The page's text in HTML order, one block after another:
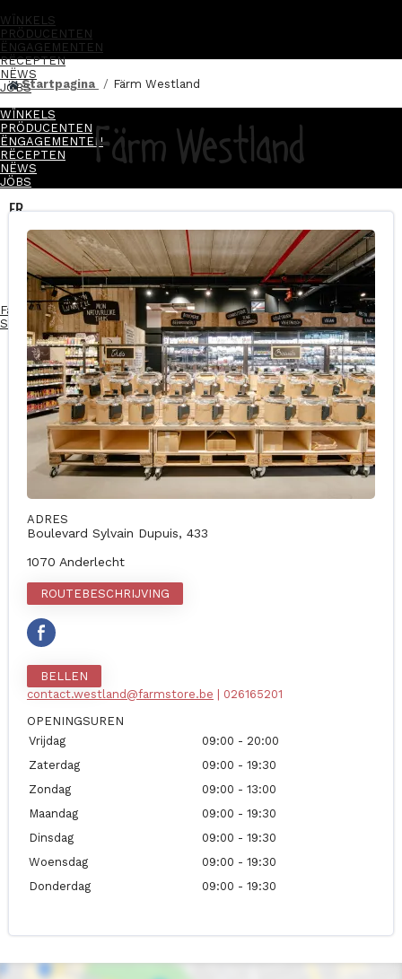
WÏNKELS
PRÖDUCENTEN
ËNGAGEMENTEN
RËCEPTEN
NËWS
JÖBS
WÏNKELS
PRÖDUCENTEN
ËNGAGEMENTEN
RËCEPTEN
NËWS
JÖBS
FR
Facebook-f Instagram
Linkedin-in
Start je franchise
Startpagina Färm Westland
Färm Westland
ADRES
Boulevard Sylvain Dupuis, 433
1070 Anderlecht
ROUTEBESCHRIJVING
BELLEN
contact.westland@farmstore.be | 026165201
OPENINGSUREN
Vrijdag
09:00 - 20:00
Zaterdag
09:00 - 19:30
Zondag
09:00 - 13:00
Maandag
09:00 - 19:30
Dinsdag
09:00 - 19:30
Woensdag
09:00 - 19:30
Donderdag
09:00 - 19:30